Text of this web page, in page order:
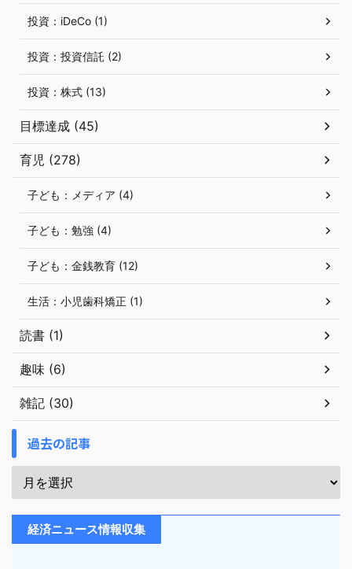
投資：iDeCo (1)
投資：投資信託 (2)
投資：株式 (13)
目標達成 (45)
育児 (278)
子ども：メディア (4)
子ども：勉強 (4)
子ども：金銭教育 (12)
生活：小児歯科矯正 (1)
読書 (1)
趣味 (6)
雑記 (30)
過去の記事
経済ニュース情報収集